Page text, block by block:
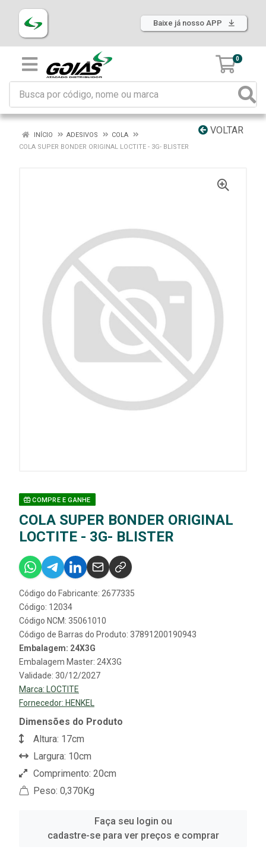
Baixe já nosso APP
0
VOLTAR
INÍCIO ADESIVOS
COLA
COLA SUPER BONDER ORIGINAL LOCTITE - 3G- BLISTER
COMPRE E GANHE
COLA SUPER BONDER ORIGINAL
LOCTITE - 3G- BLISTER
Código do Fabricante: 2677335
Código: 12034
Código NCM: 35061010
Código de Barras do Produto: 37891200190943
Embalagem: 24X3G
Embalagem Master: 24X3G
Validade: 30/12/2027
Marca:
LOCTITE
Fornecedor: HENKEL
Dimensões do Produto
Altura: 17cm
Largura: 10cm
Comprimento: 20cm
Peso: 0,370Kg
Faça seu login ou
cadastre-se para ver preços e comprar